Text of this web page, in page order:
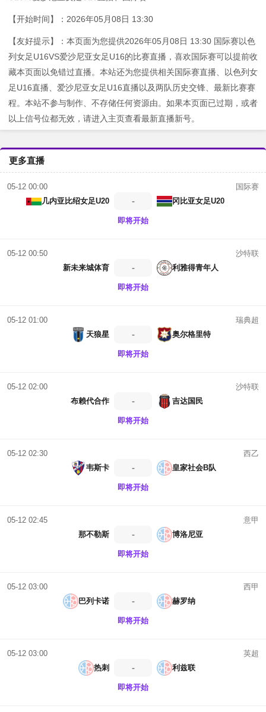
【开始时间】：2026年05月08日 13:30
【友好提示】：本页面为您提供2026年05月08日 13:30 国际赛以色
列女足U16VS爱沙尼亚女足U16的比赛直播，喜欢国际赛可以提前收
藏本页面以免错过直播。本站还为您提供相关国际赛直播、以色列女
足U16直播、爱沙尼亚女足U16直播以及两队历史交锋、最新比赛赛
程。本站不参与制作、不存储任何资源由。如果本页面已过期，或者
以上信号位都无效，请进入主页查看最新直播新号。
更多直播
05-12 00:00
国际赛
几内亚比绍女足U20
- 冈比亚女足U20
即将开始
05-12 00:50
沙特联
新未来城体育
- 利雅得青年人
即将开始
05-12 01:00
瑞典超
天狼星
- 奥尔格里特
即将开始
05-12 02:00
沙特联
布赖代合作
- 吉达国民
即将开始
05-12 02:30
西乙
韦斯卡
- 皇家社会B队
即将开始
05-12 02:45
意甲
那不勒斯
- 博洛尼亚
即将开始
05-12 03:00
西甲
巴列卡诺
- 赫罗纳
即将开始
05-12 03:00
英超
热刺
- 利兹联
即将开始